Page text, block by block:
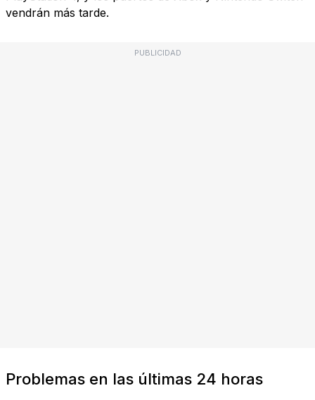
vendrán más tarde.
PUBLICIDAD
Problemas en las últimas 24 horas